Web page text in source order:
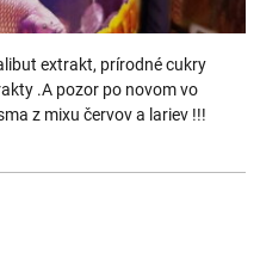
extrakt, prírodné cukry
.A pozor po novom vo
z mixu červov a lariev !!!